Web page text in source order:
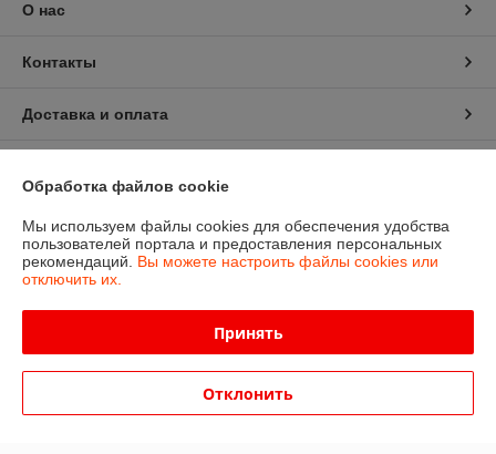
О нас
Контакты
Доставка и оплата
Полная версия сайта
Политика обработки cookies
Обработка файлов cookie
Мы используем файлы cookies для обеспечения удобства
пользователей портала и предоставления персональных
рекомендаций. Вы можете настроить файлы cookies или
отключить их.
Принять
Отклонить